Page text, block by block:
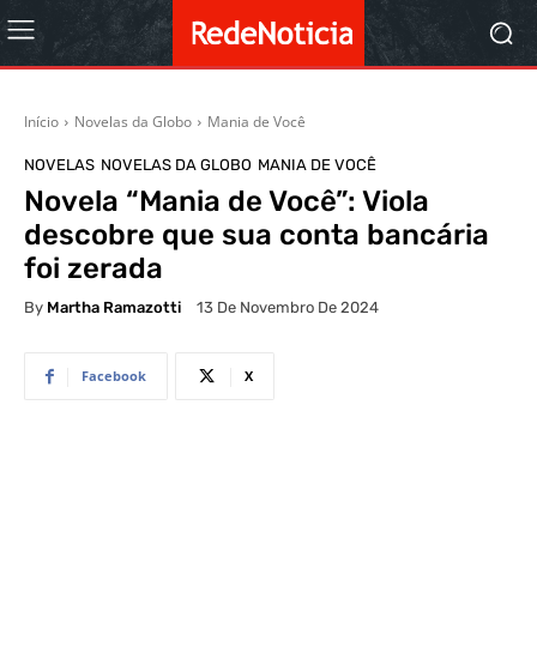
Início Novelas da Globo Mania de Você
NOVELAS NOVELAS DA GLOBO MANIA DE VOCÊ
Novela “Mania de Você”: Viola
descobre que sua conta bancária
foi zerada
By Martha Ramazotti 13 De Novembro De 2024
Facebook X